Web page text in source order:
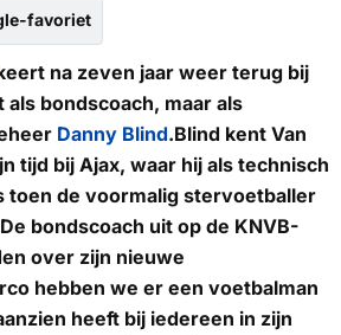
favoriet
na zeven jaar weer terug bij
als bondscoach, maar als
Danny Blind.Blind kent Van
tijd bij Ajax, waar hij als technisch
toen de voormalig stervoetballer
bondscoach uit op de KNVB-
over zijn nieuwe
hebben we er een voetbalman
heeft bij iedereen in zijn